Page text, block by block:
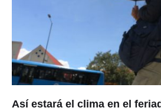
Así estará el clima en el